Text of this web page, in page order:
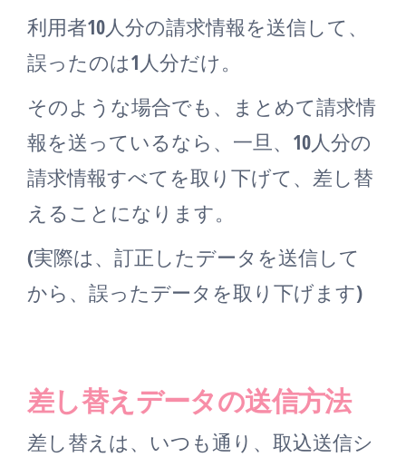
利用者10人分の請求情報を送信して、
誤ったのは1人分だけ。
そのような場合でも、まとめて請求情
報を送っているなら、一旦、10人分の
請求情報すべてを取り下げて、差し替
えることになります。
(実際は、訂正したデータを送信して
から、誤ったデータを取り下げます)
差し替えデータの送信方法
差し替えは、いつも通り、取込送信シ